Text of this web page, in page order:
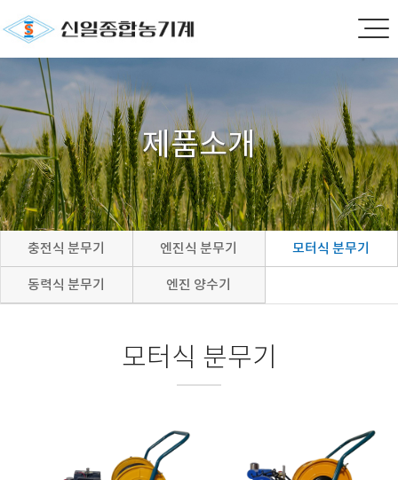
제품소개
충전식 분무기 엔진식 분무기 모터식 분무기
동력식 분무기 엔진 양수기
모터식 분무기